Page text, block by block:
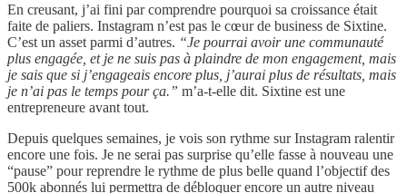
En creusant, j’ai fini par comprendre pourquoi sa croissance était
faite de paliers. Instagram n’est pas le cœur de business de Sixtine.
C’est un asset parmi d’autres. “Je pourrai avoir une communauté
plus engagée, et je ne suis pas à plaindre de mon engagement, mais
je sais que si j’engageais encore plus, j’aurai plus de résultats, mais
je n’ai pas le temps pour ça.” m’a-t-elle dit. Sixtine est une
entrepreneure avant tout.
Depuis quelques semaines, je vois son rythme sur Instagram ralentir
encore une fois. Je ne serai pas surprise qu’elle fasse à nouveau une
“pause” pour reprendre le rythme de plus belle quand l’objectif des
500k abonnés lui permettra de débloquer encore un autre niveau